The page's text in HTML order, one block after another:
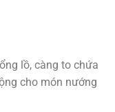
lồ, càng to chứa
cho món nướng